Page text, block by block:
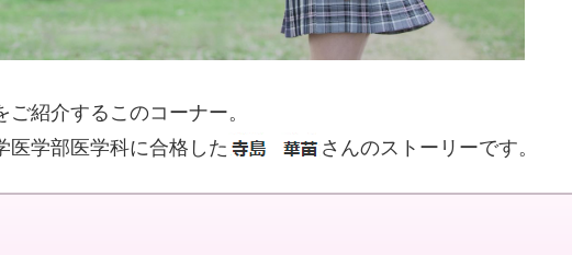
紹介するこのコーナー。
医学部医学科に合格した
さんのストーリーです。